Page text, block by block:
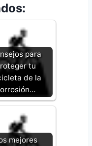
para
tu
de la
mejores